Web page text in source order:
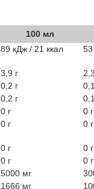
100 мл
89 кДж / 21 ккал 53
3,9 г
0,2 г
0,2 г
0 г
0 г
0 г 0 г
0 г
0 г
0 г
0 г
5000 мг
1666 мг